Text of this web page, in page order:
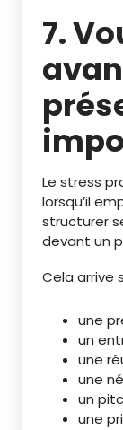
7.
Le stress
lorsqu’il
structurer
devant un
Cela arrive
une
un
une
une
un
une